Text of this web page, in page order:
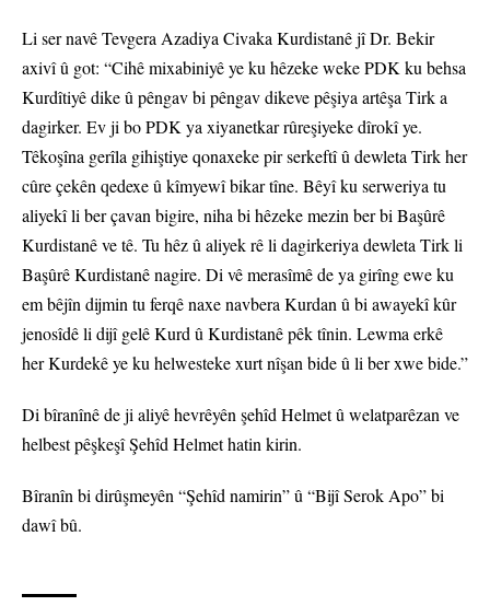
Li ser navê Tevgera Azadiya Civaka Kurdistanê jî Dr. Bekir
axivî û got: “Cihê mixabiniyê ye ku hêzeke weke PDK ku behsa
Kurdîtiyê dike û pêngav bi pêngav dikeve pêşiya artêşa Tirk a
dagirker. Ev ji bo PDK ya xiyanetkar rûreşiyeke dîrokî ye.
Têkoşîna gerîla gihiştiye qonaxeke pir serkeftî û dewleta Tirk her
cûre çekên qedexe û kîmyewî bikar tîne. Bêyî ku serweriya tu
aliyekî li ber çavan bigire, niha bi hêzeke mezin ber bi Başûrê
Kurdistanê ve tê. Tu hêz û aliyek rê li dagirkeriya dewleta Tirk li
Başûrê Kurdistanê nagire. Di vê merasîmê de ya girîng ewe ku
em bêjîn dijmin tu ferqê naxe navbera Kurdan û bi awayekî kûr
jenosîdê li dijî gelê Kurd û Kurdistanê pêk tînin. Lewma erkê
her Kurdekê ye ku helwesteke xurt nîşan bide û li ber xwe bide.”
Di bîranînê de ji aliyê hevrêyên şehîd Helmet û welatparêzan ve
helbest pêşkeşî Şehîd Helmet hatin kirin.
Bîranîn bi dirûşmeyên “Şehîd namirin” û “Bijî Serok Apo” bi
dawî bû.